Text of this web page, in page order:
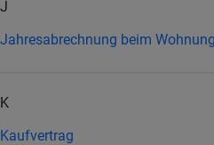
J
Jahresabrechnung beim
K
Kaufvertrag